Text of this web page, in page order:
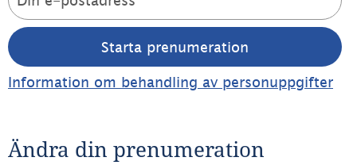
Information om behandling av personuppgifter
Ändra din prenumeration